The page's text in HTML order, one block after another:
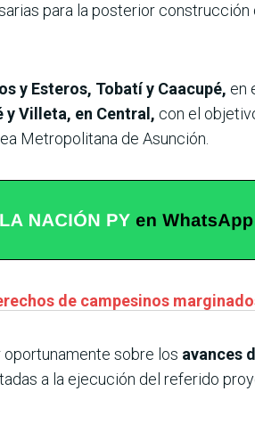
para la posterior construcción
y Esteros, Tobatí y Caacupé, en
y Villeta, en Central, con el
Metropolitana de Asunción.
de campesinos
sobre los avances
a la ejecución del referido